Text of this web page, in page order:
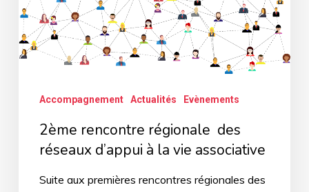
réseaux
d’appui
associative
Accompagnement Actualités Evènements
2ème rencontre régionale ​ des
réseaux d’appui à la vie associative ​
Suite aux premières rencontres régionales des